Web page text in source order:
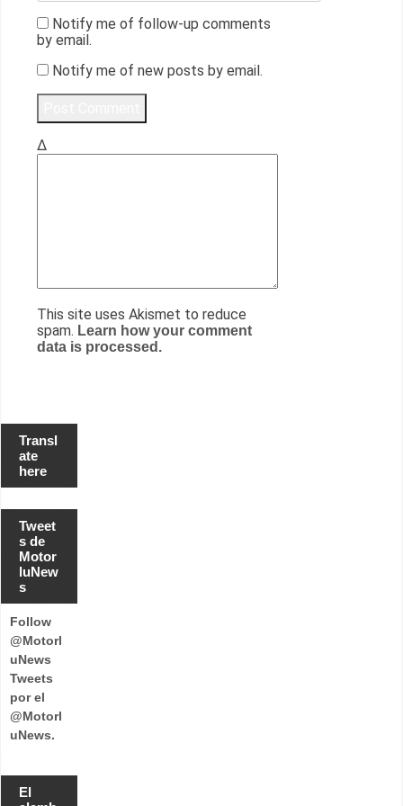
Notify me of follow-up comments
by email.
Notify me of new posts by email.
Δ
This site uses Akismet to reduce
spam. Learn how your comment
data is processed.
Transl
ate
here
Tweet
s de
Motor
luNew
s
Follow
@Motorl
uNews
Tweets
por el
@Motorl
uNews.
El